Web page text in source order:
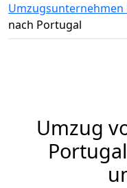
Umzugsunternehmen
nach Portugal
Umzug